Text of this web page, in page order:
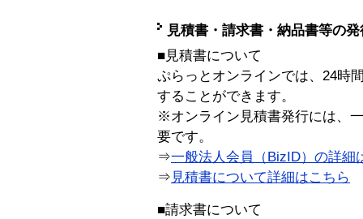
見積書・請求書・納品書等の
■見積書について
ぷらっとオンラインでは、24時
することができます。
※オンライン見積書発行には、
要です。
⇒一般法人会員（BizID）の詳細
⇒ 見積書について詳細はこちら
■請求書について